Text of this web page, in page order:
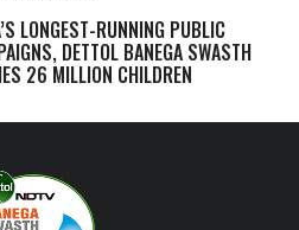
LONGEST-RUNNING PUBLIC
DETTOL BANEGA SWASTH
26 MILLION CHILDREN